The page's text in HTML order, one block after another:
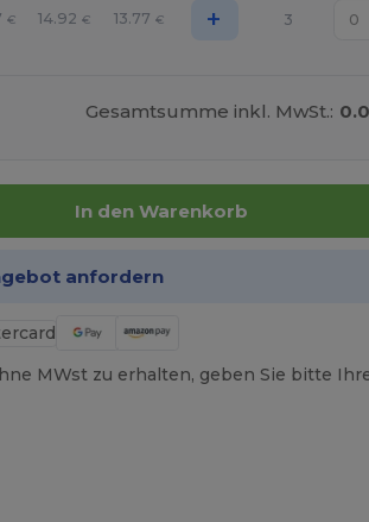
€ 14.92 € 13.77 € + 3
Gesamtsumme inkl. MwSt.:
In den Warenkorb
anfordern
MWst zu erhalten, geben Sie bitte